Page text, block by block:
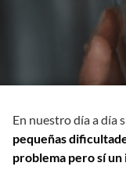
En nuestro día a día
pequeñas
problema pero sí un